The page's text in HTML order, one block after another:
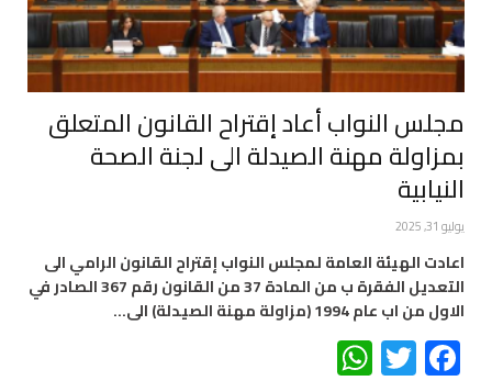
مجلس النواب أعاد إقتراح القانون المتعلق
بمزاولة مهنة الصيدلة الى لجنة الصحة
النيابية
يوليو 31, 2025
اعادت الهيئة العامة لمجلس النواب إقتراح القانون الرامي الى
التعديل الفقرة ب من المادة 37 من القانون رقم 367 الصادر في
الاول من اب عام 1994 (مزاولة مهنة الصيدلة) الى…
Facebook
Twitter